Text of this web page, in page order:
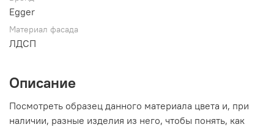
Egger
Материал фасада
ЛДСП
Описание
Посмотреть образец данного материала цвета и, при
наличии, разные изделия из него, чтобы понять, как